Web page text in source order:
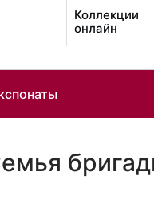
Коллекции
онлайн